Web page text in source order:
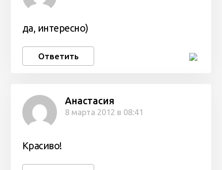
да, интересно)
Ответить
Анастасия
8 марта 2012 в 08:41
Красиво!